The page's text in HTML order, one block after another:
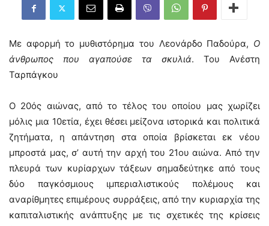
Με αφορμή το μυθιστόρημα του Λεονάρδο Παδούρα, Ο
άνθρωπος που αγαπούσε τα σκυλιά. Του Ανέστη
Ταρπάγκου
Ο 20ός αιώνας, από το τέλος του οποίου μας χωρίζει
μόλις μια 10ετία, έχει θέσει μείζονα ιστορικά και πολιτικά
ζητήματα, η απάντηση στα οποία βρίσκεται εκ νέου
μπροστά μας, σ’ αυτή την αρχή του 21ου αιώνα. Από την
πλευρά των κυρίαρχων τάξεων σημαδεύτηκε από τους
δύο παγκόσμιους ιμπεριαλιστικούς πολέμους και
αναρίθμητες επιμέρους συρράξεις, από την κυριαρχία της
καπιταλιστικής ανάπτυξης με τις σχετικές της κρίσεις